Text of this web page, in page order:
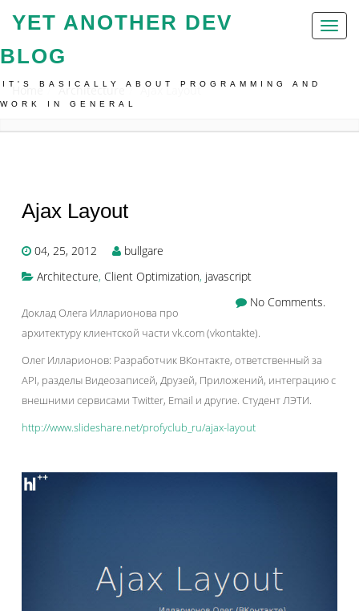
Toggle
YET ANOTHER DEV
BLOG
IT'S BASICALLY ABOUT PROGRAMMING AND
WORK IN GENERAL
Home Architecture Ajax Layout
Ajax Layout
04, 25, 2012
bullgare
Architecture, Client Optimization, javascript
No Comments.
Доклад Олега Илларионова про
архитектуру клиентской части vk.com (vkontakte).
Олег Илларионов: Разработчик ВКонтакте, ответственный за
API, разделы Видеозаписей, Друзей, Приложений, интеграцию с
внешними сервисами Twitter, Email и другие. Студент ЛЭТИ.
http://www.slideshare.net/profyclub_ru/ajax-layout